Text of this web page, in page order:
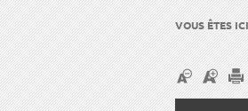
VOUS ÊTES